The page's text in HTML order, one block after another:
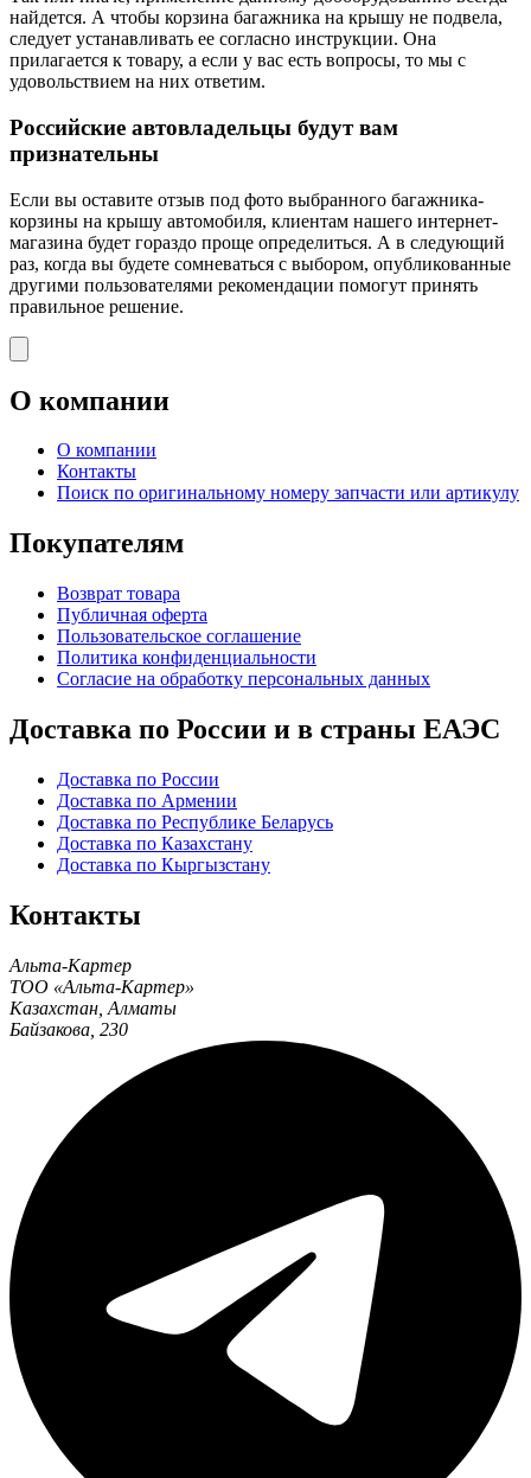
найдется. А чтобы корзина багажника на крышу не подвела,
следует устанавливать ее согласно инструкции. Она
прилагается к товару, а если у вас есть вопросы, то мы с
удовольствием на них ответим.
Российские автовладельцы будут вам
признательны
Если вы оставите отзыв под фото выбранного багажника-
корзины на крышу автомобиля, клиентам нашего интернет-
магазина будет гораздо проще определиться. А в следующий
раз, когда вы будете сомневаться с выбором, опубликованные
другими пользователями рекомендации помогут принять
правильное решение.
О компании
О компании
Контакты
Поиск по оригинальному номеру запчасти или артикулу
Покупателям
Возврат товара
Публичная оферта
Пользовательское соглашение
Политика конфиденциальности
Согласие на обработку персональных данных
Доставка по России и в страны ЕАЭС
Доставка по России
Доставка по Армении
Доставка по Республике Беларусь
Доставка по Казахстану
Доставка по Кыргызстану
Контакты
Альта-Картер
ТОО «Альта-Картер»
Казахстан Алматы
Байзакова, 230